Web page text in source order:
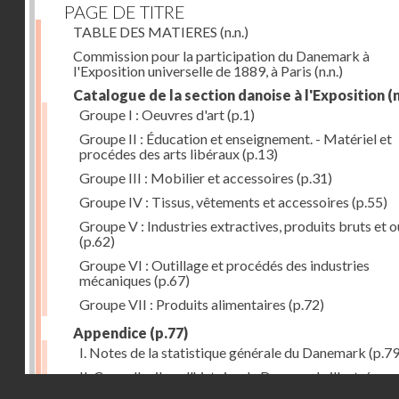
PAGE DE TITRE
TABLE DES MATIERES (n.n.)
Commission pour la participation du Danemark à
l'Exposition universelle de 1889, à Paris (n.n.)
Catalogue de la section danoise à l'Exposition
Groupe I : Oeuvres d'art(p.1)
Groupe II : Éducation et enseignement. - Matériel et
procédes des arts libéraux(p.13)
Groupe III : Mobilier et accessoires (p.31)
Groupe IV : Tissus, vêtements et accessoires (p.55)
Groupe V : Industries extractives, produits bruts et
(p.62)
Groupe VI : Outillage et procédés des industries
mécaniques (p.67)
Groupe VII : Produits alimentaires (p.72)
Appendice (p.77)
I. Notes de la statistique générale du Danemark
II. Coup d'oeil sur l'histoire de Danemark, illustrée